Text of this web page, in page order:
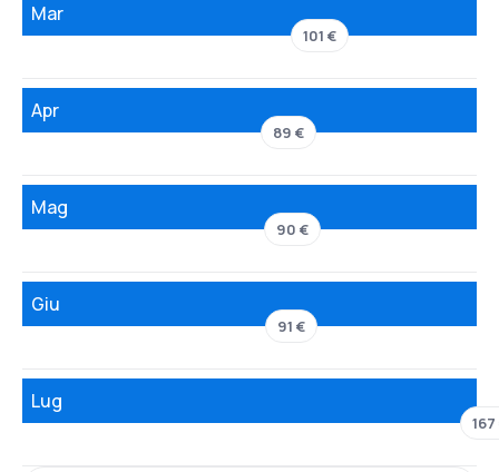
Mar
101 €
Apr
89 €
Mag
90 €
Giu
91 €
Lug